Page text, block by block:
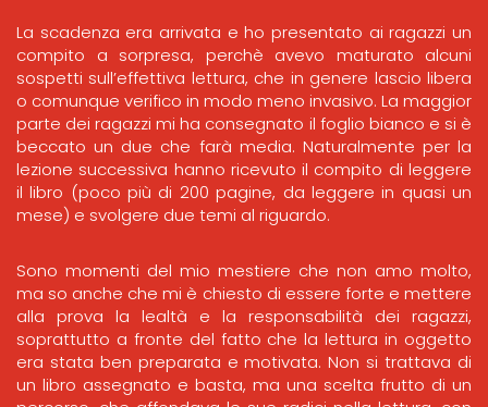
La scadenza era arrivata e ho presentato ai ragazzi un
compito a sorpresa, perchè avevo maturato alcuni
sospetti sull’effettiva lettura, che in genere lascio libera
o comunque verifico in modo meno invasivo. La maggior
parte dei ragazzi mi ha consegnato il foglio bianco e si è
beccato un due che farà media. Naturalmente per la
lezione successiva hanno ricevuto il compito di leggere
il libro (poco più di 200 pagine, da leggere in quasi un
mese) e svolgere due temi al riguardo.
Sono momenti del mio mestiere che non amo molto,
ma so anche che mi è chiesto di essere forte e mettere
alla prova la lealtà e la responsabilità dei ragazzi,
soprattutto a fronte del fatto che la lettura in oggetto
era stata ben preparata e motivata. Non si trattava di
un libro assegnato e basta, ma una scelta frutto di un